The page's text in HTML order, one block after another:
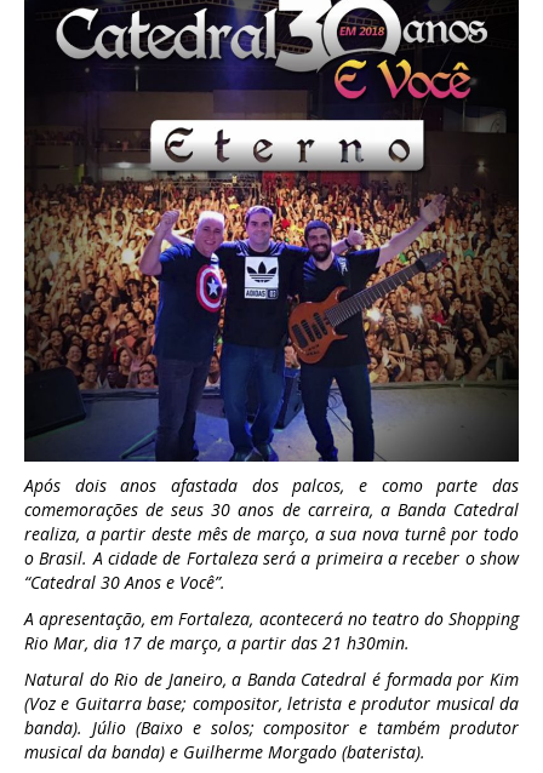
Após dois anos afastada dos palcos, e como parte das
comemorações de seus 30 anos de carreira, a Banda Catedral
realiza, a partir deste mês de março, a sua nova turnê por todo
o Brasil. A cidade de Fortaleza será a primeira a receber o show
“Catedral 30 Anos e Você”.
A apresentação, em Fortaleza, acontecerá no teatro do Shopping
Rio Mar, dia 17 de março, a partir das 21 h30min.
Natural do Rio de Janeiro, a Banda Catedral é formada por Kim
(Voz e Guitarra base; compositor, letrista e produtor musical da
banda). Júlio (Baixo e solos; compositor e também produtor
musical da banda) e Guilherme Morgado (baterista).